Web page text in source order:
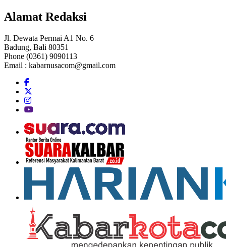
Alamat Redaksi
Jl. Dewata Permai A1 No. 6
Badung, Bali 80351
Phone (0361) 9090113
Email : kabarnusacom@gmail.com